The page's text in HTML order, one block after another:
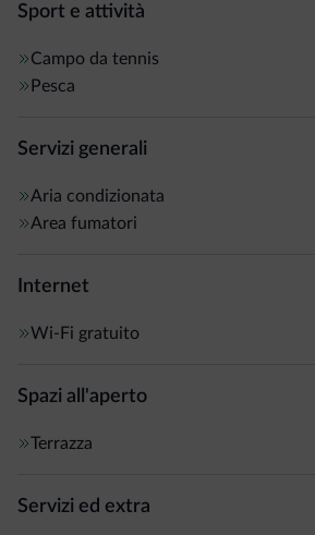
Sport e attività
Campo da tennis
Pesca
Servizi generali
Aria condizionata
Area fumatori
Internet
Wi-Fi gratuito
Spazi all'aperto
Terrazza
Servizi ed extra